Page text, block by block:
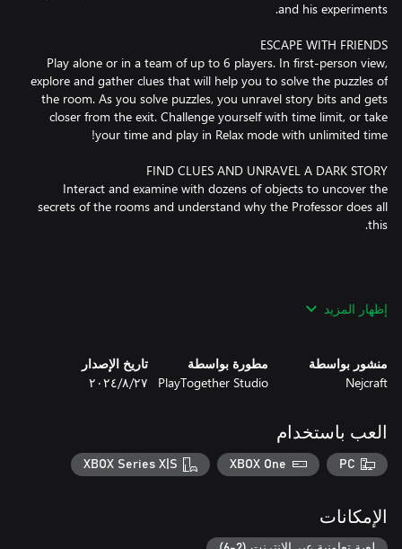
Play alone or in a team of up to 6 players. In first-person view,
explore and gather clues that will help you to solve the puzzles of
the room. As you solve puzzles, you unravel story bits and gets
closer from the exit. Challenge yourself with time limit, or take
Interact and examine with dozens of objects to uncover the
secrets of the rooms and understand why the Professor does all
You have been "invited" by Professor Cheshire and his assistant
now in a coma. Hildegarde wants to help you to wake up by
room, you will witness what her daily life looked like when she
got into Cheshire's lab.
إظهار المزيد
منشور بواسطة
Nejcraft
مطورة بواسطة
PlayTogether Studio
تاريخ الإصدار
٢٧‏/٨‏/٢٠٢٤
العب باستخدام
PC
XBOX One
XBOX Series X|S
الإمكانات